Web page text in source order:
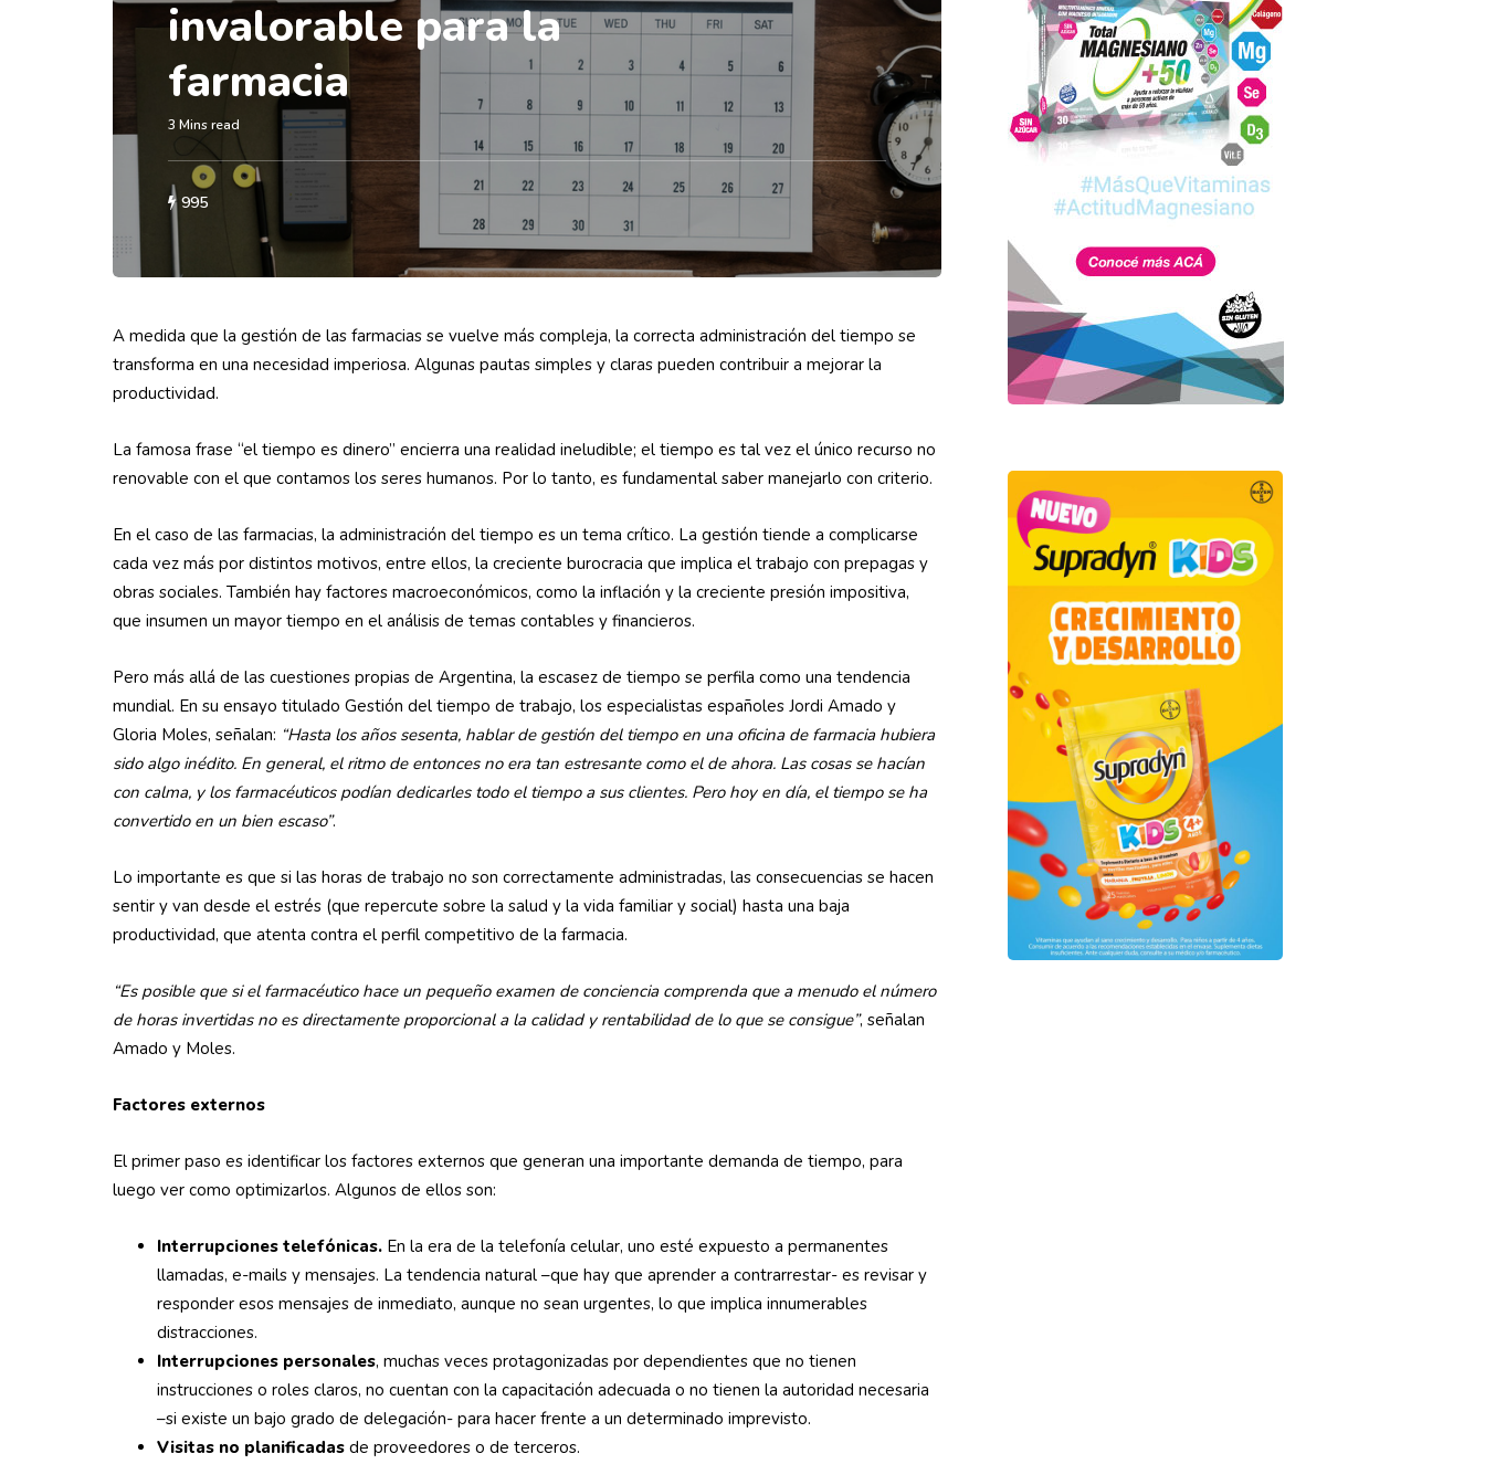
invalorable para la
farmacia
3 Mins read
995
A medida que la gestión de las farmacias se vuelve más compleja, la correcta administración del tiempo se
transforma en una necesidad imperiosa. Algunas pautas simples y claras pueden contribuir a mejorar la
productividad.
La famosa frase “el tiempo es dinero” encierra una realidad ineludible; el tiempo es tal vez el único recurso no
renovable con el que contamos los seres humanos. Por lo tanto, es fundamental saber manejarlo con criterio.
En el caso de las farmacias, la administración del tiempo es un tema crítico. La gestión tiende a complicarse
cada vez más por distintos motivos, entre ellos, la creciente burocracia que implica el trabajo con prepagas y
obras sociales. También hay factores macroeconómicos, como la inflación y la creciente presión impositiva,
que insumen un mayor tiempo en el análisis de temas contables y financieros.
Pero más allá de las cuestiones propias de Argentina, la escasez de tiempo se perfila como una tendencia
mundial. En su ensayo titulado Gestión del tiempo de trabajo, los especialistas españoles Jordi Amado y
Gloria Moles, señalan: “Hasta los años sesenta, hablar de gestión del tiempo en una oficina de farmacia hubiera
sido algo inédito. En general, el ritmo de entonces no era tan estresante como el de ahora. Las cosas se hacían
con calma, y los farmacéuticos podían dedicarles todo el tiempo a sus clientes. Pero hoy en día, el tiempo se ha
convertido en un bien escaso”.
Lo importante es que si las horas de trabajo no son correctamente administradas, las consecuencias se hacen
sentir y van desde el estrés (que repercute sobre la salud y la vida familiar y social) hasta una baja
productividad, que atenta contra el perfil competitivo de la farmacia.
“Es posible que si el farmacéutico hace un pequeño examen de conciencia comprenda que a menudo el número
de horas invertidas no es directamente proporcional a la calidad y rentabilidad de lo que se consigue”, señalan
Amado y Moles.
Factores externos
El primer paso es identificar los factores externos que generan una importante demanda de tiempo, para
luego ver como optimizarlos. Algunos de ellos son:
Interrupciones telefónicas. En la era de la telefonía celular, uno esté expuesto a permanentes
llamadas, e-mails y mensajes. La tendencia natural –que hay que aprender a contrarrestar- es revisar y
responder esos mensajes de inmediato, aunque no sean urgentes, lo que implica innumerables
distracciones.
Interrupciones personales, muchas veces protagonizadas por dependientes que no tienen
instrucciones o roles claros, no cuentan con la capacitación adecuada o no tienen la autoridad necesaria
–si existe un bajo grado de delegación- para hacer frente a un determinado imprevisto.
Visitas no planificadas de proveedores o de terceros.